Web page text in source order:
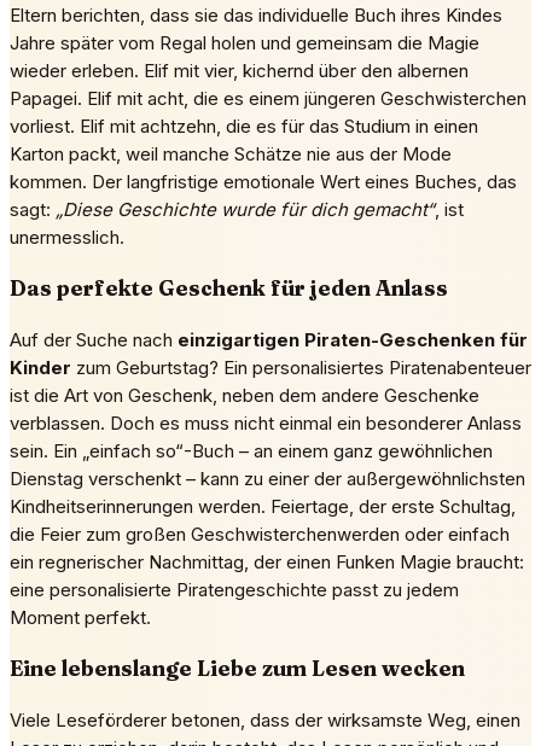
Eltern berichten, dass sie das individuelle Buch ihres Kindes
Jahre später vom Regal holen und gemeinsam die Magie
wieder erleben. Elif mit vier, kichernd über den albernen
Papagei. Elif mit acht, die es einem jüngeren Geschwisterchen
vorliest. Elif mit achtzehn, die es für das Studium in einen
Karton packt, weil manche Schätze nie aus der Mode
kommen. Der langfristige emotionale Wert eines Buches, das
sagt: „Diese Geschichte wurde für dich gemacht“, ist
unermesslich.
Das perfekte Geschenk für jeden Anlass
Auf der Suche nach einzigartigen Piraten-Geschenken für
Kinder zum Geburtstag? Ein personalisiertes Piratenabenteuer
ist die Art von Geschenk, neben dem andere Geschenke
verblassen. Doch es muss nicht einmal ein besonderer Anlass
sein. Ein „einfach so“-Buch – an einem ganz gewöhnlichen
Dienstag verschenkt – kann zu einer der außergewöhnlichsten
Kindheitserinnerungen werden. Feiertage, der erste Schultag,
die Feier zum großen Geschwisterchenwerden oder einfach
ein regnerischer Nachmittag, der einen Funken Magie braucht:
eine personalisierte Piratengeschichte passt zu jedem
Moment perfekt.
Eine lebenslange Liebe zum Lesen wecken
Viele Leseförderer betonen, dass der wirksamste Weg, einen